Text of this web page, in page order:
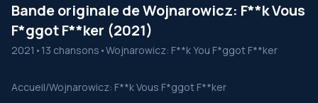
Bande originale de Wojnarowicz: F**k Vous
F*ggot F**ker (2021)
2021 • 13 chansons •Wojnarowicz: F**k You F*ggot F**ker
Accueil/Wojnarowicz: F**k Vous F*ggot F**ker